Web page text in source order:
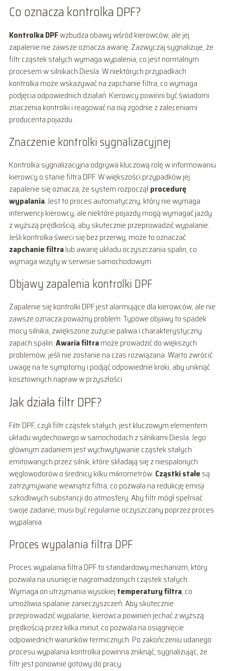
Co oznacza kontrolka DPF?
Kontrolka DPFwzbudza obawy wśród kierowców, ale jej
zapalenie nie zawsze oznacza awarię. Zazwyczaj sygnalizuje, że
filtr cząstek stałych wymaga wypalenia, co jest normalnym
procesem w silnikach Diesla. W niektórych przypadkach
kontrolka może wskazywać na zapchanie filtra, co wymaga
podjęcia odpowiednich działań. Kierowcy powinni być świadomi
znaczenia kontrolki i reagować na nią zgodnie z zaleceniami
producenta pojazdu.
Znaczenie kontrolki sygnalizacyjnej
Kontrolka sygnalizacyjna odgrywa kluczową rolę w informowaniu
kierowcy o stanie filtra DPF. W większości przypadków jej
zapalenie się oznacza, że system rozpoczął procedurę
wypalania. Jest to proces automatyczny, który nie wymaga
interwencji kierowcy, ale niektóre pojazdy mogą wymagać jazdy
z wyższą prędkością, aby skutecznie przeprowadzić wypalanie.
Jeśli kontrolka świeci się bez przerwy, może to oznaczać
zapchanie filtralub awarię układu oczyszczania spalin, co
wymaga wizyty w serwisie samochodowym.
Objawy zapalenia kontrolki DPF
Zapalenie się kontrolki DPF jest alarmujące dla kierowców, ale nie
zawsze oznacza poważny problem. Typowe objawy to spadek
mocy silnika, zwiększone zużycie paliwa i charakterystyczny
zapach spalin.Awaria filtramoże prowadzić do większych
problemów, jeśli nie zostanie na czas rozwiązana. Warto zwrócić
uwagę na te symptomy i podjąć odpowiednie kroki, aby uniknąć
kosztownych napraw w przyszłości.
Jak działa filtr DPF?
Filtr DPF, czyli filtr cząstek stałych, jest kluczowym elementem
układu wydechowego w samochodach z silnikami Diesla. Jego
głównym zadaniem jest wychwytywanie cząstek stałych
emitowanych przez silnik, które składają się z niespalonych
węglowodorów o średnicy kilku mikrometrów. Cząstki stałe są
zatrzymywane wewnątrz filtra, co pozwala na redukcję emisji
szkodliwych substancji do atmosfery. Aby filtr mógł spełniać
swoje zadanie, musi być regularnie oczyszczany poprzez proces
wypalania.
Proces wypalania filtra DPF
Proces wypalania filtra DPF to standardowy mechanizm, który
pozwala na usunięcie nagromadzonych cząstek stałych.
Wymaga on utrzymania wysokiej temperatury filtra, co
umożliwia spalanie zanieczyszczeń. Aby skutecznie
przeprowadzić wypalanie, kierowca powinien jechać z wyższą
prędkością przez kilka minut, co pozwala na osiągnięcie
odpowiednich warunków termicznych. Po zakończeniu udanego
procesu wypalania kontrolka powinna zniknąć, sygnalizując, że
filtr jest ponownie gotowy do pracy.